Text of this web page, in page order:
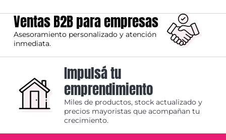
Ventas B2B para empresas
Asesoramiento personalizado y atención
inmediata.
Impulsá tu
emprendimiento
Miles de productos, stock actualizado y
precios mayoristas que acompañan tu
crecimiento.